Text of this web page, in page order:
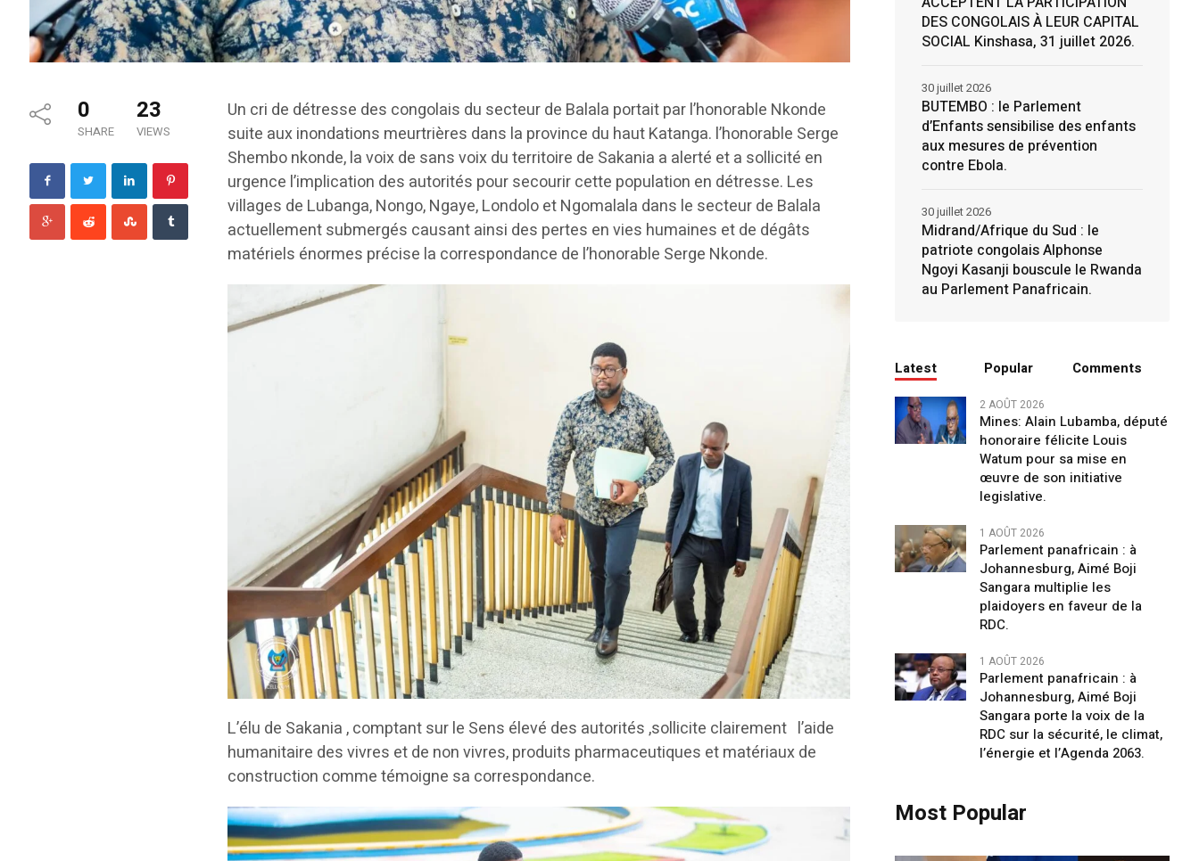
0
SHARE
23
VIEWS
Un cri de détresse des congolais du secteur de Balala portait par l’honorable Nkonde
suite aux inondations meurtrières dans la province du haut Katanga. l’honorable Serge
Shembo nkonde, la voix de sans voix du territoire de Sakania a alerté et a sollicité en
urgence l’implication des autorités pour secourir cette population en détresse. Les
villages de Lubanga, Nongo, Ngaye, Londolo et Ngomalala dans le secteur de Balala
actuellement submergés causant ainsi des pertes en vies humaines et de dégâts
matériels énormes précise la correspondance de l’honorable Serge Nkonde.
L’élu de Sakania , comptant sur le Sens élevé des autorités ,sollicite clairement l’aide
humanitaire des vivres et de non vivres, produits pharmaceutiques et matériaux de
construction comme témoigne sa correspondance.
DES CONGOLAIS À LEUR CAPITAL
SOCIAL Kinshasa, 31 juillet 2026.
BUTEMBO : le Parlement
d’Enfants sensibilise des enfants
aux mesures de prévention
contre Ebola.
30 juillet 2026
Midrand/Afrique du Sud : le
patriote congolais Alphonse
Ngoyi Kasanji bouscule le Rwanda
au Parlement Panafricain.
30 juillet 2026
Latest Popular Comments
2 AOÛT 2026
Mines: Alain Lubamba, député
honoraire félicite Louis
Watum pour sa mise en
œuvre de son initiative
legislative.
1 AOÛT 2026
Parlement panafricain : à
Johannesburg, Aimé Boji
Sangara multiplie les
plaidoyers en faveur de la
RDC.
1 AOÛT 2026
Parlement panafricain : à
Johannesburg, Aimé Boji
Sangara porte la voix de la
RDC sur la sécurité, le climat,
l’énergie et l’Agenda 2063.
Most Popular